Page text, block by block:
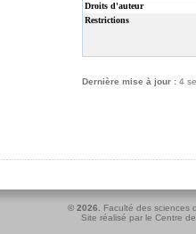
Droits d'auteur
Restrictions
Dernière mise à jour : 4
© 2026.
Faculté des sciences
Site réalisé par le Centre